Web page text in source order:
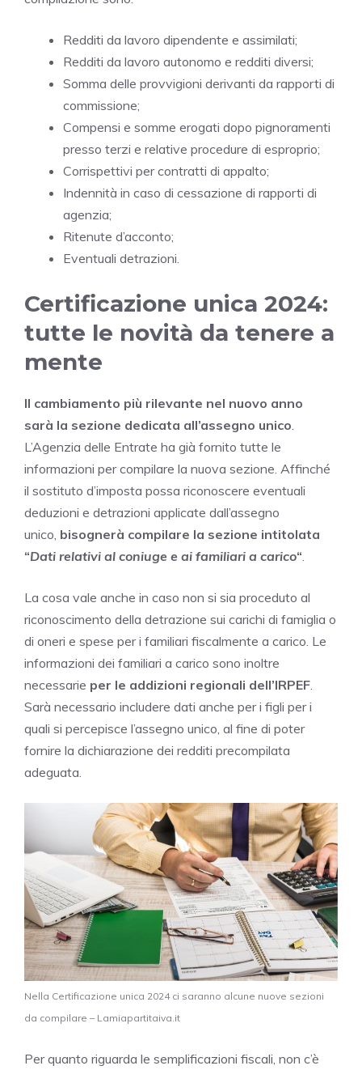
Redditi da lavoro dipendente e assimilati;
Redditi da lavoro autonomo e redditi diversi;
Somma delle provvigioni derivanti da rapporti di
commissione;
Compensi e somme erogati dopo pignoramenti
presso terzi e relative procedure di esproprio;
Corrispettivi per contratti di appalto;
Indennità in caso di cessazione di rapporti di
agenzia;
Ritenute d’acconto;
Eventuali detrazioni.
Certificazione unica 2024:
tutte le novità da tenere a
mente
Il cambiamento più rilevante nel nuovo anno
sarà la sezione dedicata all’assegno unico.
L’Agenzia delle Entrate ha già fornito tutte le
informazioni per compilare la nuova sezione. Affinché
il sostituto d’imposta possa riconoscere eventuali
deduzioni e detrazioni applicate dall’assegno
unico, bisognerà compilare la sezione intitolata
“Dati relativi al coniuge e ai familiari a carico“.
La cosa vale anche in caso non si sia proceduto al
riconoscimento della detrazione sui carichi di famiglia o
di oneri e spese per i familiari fiscalmente a carico. Le
informazioni dei familiari a carico sono inoltre
necessarie per le addizioni regionali dell’IRPEF.
Sarà necessario includere dati anche per i figli per i
quali si percepisce l’assegno unico, al fine di poter
fornire la dichiarazione dei redditi precompilata
adeguata.
Nella Certificazione unica 2024 ci saranno alcune nuove sezioni
da compilare – Lamiapartitaiva.it
Per quanto riguarda le semplificazioni fiscali, non c’è